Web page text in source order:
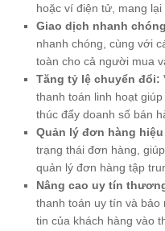
hoặc ví điện tử, mang lại
Giao dịch nhanh
nhanh chóng, cùng với
toàn cho cả người mua
Tăng tỷ lệ chuyển đổi:
thanh toán linh hoạt
thúc đẩy doanh số bán
Quản lý đơn hàng
trạng thái đơn hàng,
quản lý đơn hàng tập
Nâng cao uy tín
thanh toán uy tín và bảo
tin của khách hàng vào